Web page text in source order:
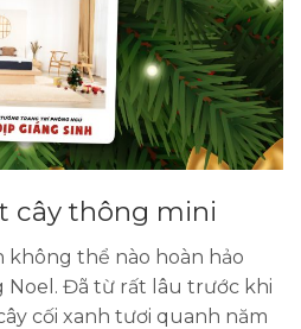
cây thông mini
không thể nào hoàn hảo
Noel. Đã từ rất lâu trước khi
cối xanh tươi quanh năm